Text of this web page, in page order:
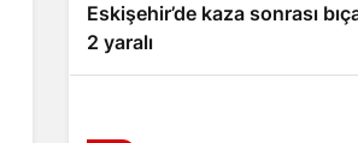
Eskişehir’de kaza sonrası
2 yaralı